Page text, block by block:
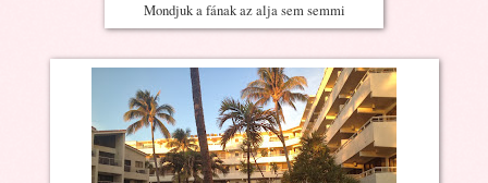
Mondjuk a fának az alja sem semmi